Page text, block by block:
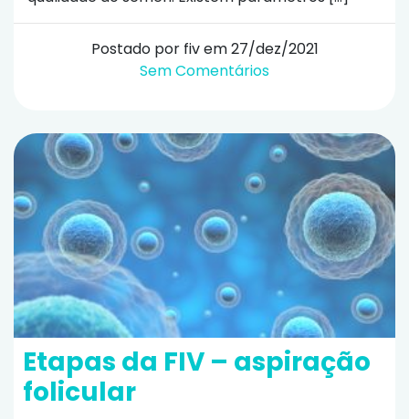
Postado por fiv em 27/dez/2021
Sem Comentários
Etapas da FIV – aspiração
folicular